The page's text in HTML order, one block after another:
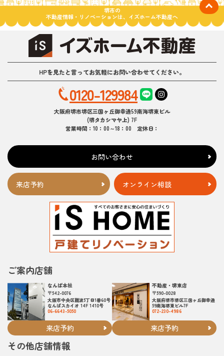
堺市の
不動産情報・リノベーションは、イズホーム不動産へ
HPを見たと言ってお気軽にお問い合わせてください。
0120-129984
大阪府堺市堺区三国ヶ丘御幸通59南海堺東ビル
(堺タカシマヤ上) 7F
営業時間：10：00～18：00 定休日：
お問い合わせ
来店予約 オンライン相談
ご案内店舗
なんば本社
〒542-0076
大阪市中央区難波5丁目1番60号
なんばスカイオ 14F 1410号
06-6643-5050
来店予約
不動産・堺東店
〒590-0028
大阪府堺市堺区三国ヶ丘御幸通
59南海堺東ビル7F
072-230-4986
来店予約
その他店舗情報